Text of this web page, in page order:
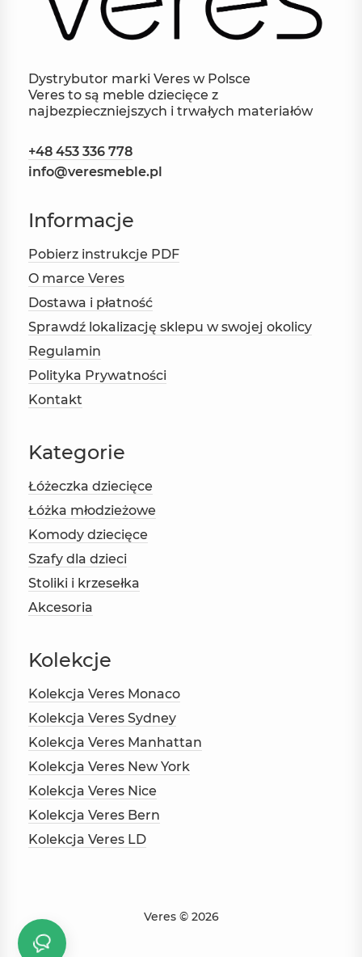
Dystrybutor marki Veres w Polsce
Veres to są meble dziecięce z
najbezpieczniejszych i trwałych materiałów
+48 453 336 778
info@veresmeble.pl
Informacje
Pobierz instrukcje PDF
O marce Veres
Dostawa i płatność
Sprawdź lokalizację sklepu w swojej okolicy
Regulamin
Polityka Prywatności
Kontakt
Kategorie
Łóżeczka dziecięce
Łóżka młodzieżowe
Komody dziecięce
Szafy dla dzieci
Stoliki i krzesełka
Akcesoria
Kolekcje
Kolekcja Veres Monaco
Kolekcja Veres Sydney
Kolekcja Veres Manhattan
Kolekcja Veres New York
Kolekcja Veres Nice
Kolekcja Veres Bern
Kolekcja Veres LD
Veres © 2026